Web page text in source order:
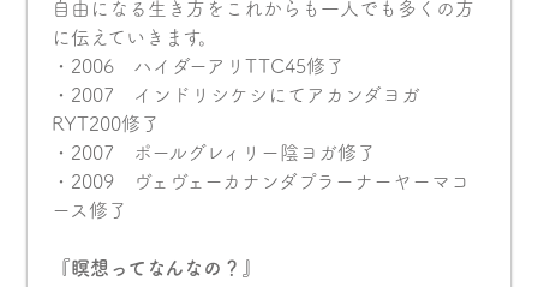
自由になる生き方をこれからも一人でも多くの方
に伝えていきます。
・2006 ハイダーアリTTC45修了
・2007 インドリシケシにてアカンダヨガ
RYT200修了
・2007 ポールグレィリー陰ヨガ修了
・2009 ヴェヴェーカナンダプラーナーヤーマコ
ース修了
『瞑想ってなんなの？』